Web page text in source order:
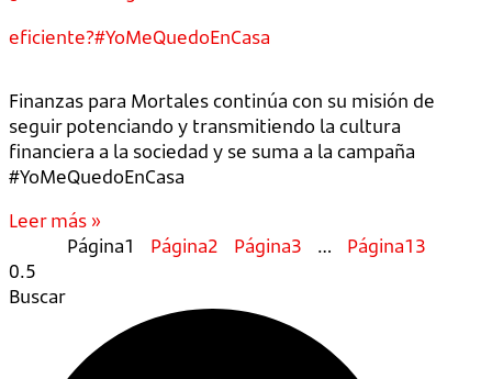
eficiente?#YoMeQuedoEnCasa
Finanzas para Mortales continúa con su misión de
seguir potenciando y transmitiendo la cultura
financiera a la sociedad y se suma a la campaña
#YoMeQuedoEnCasa
Leer más »
Página1 Página2 Página3 … Página13
Buscar